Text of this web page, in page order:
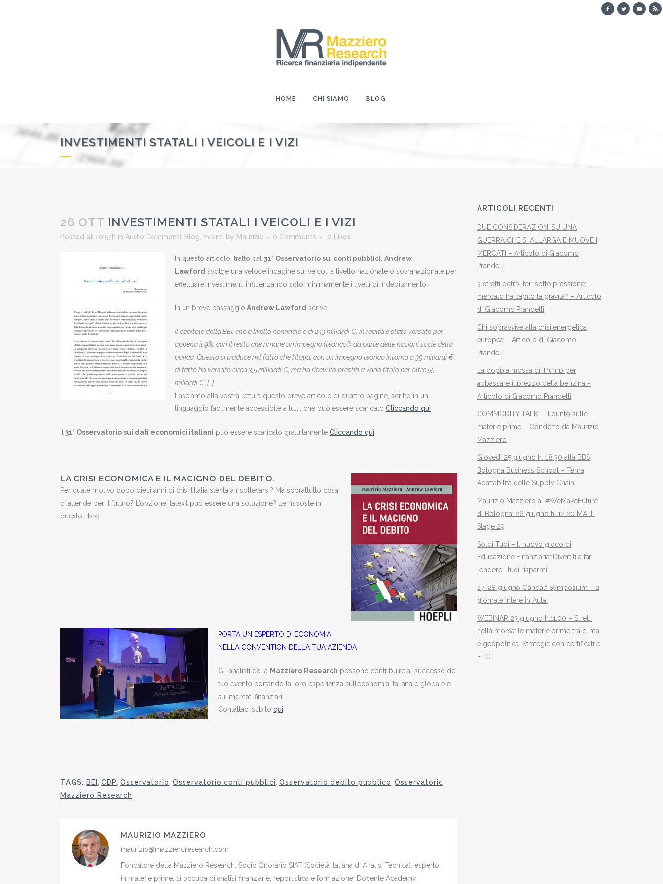
HOME CHI SIAMO BLOG
INVESTIMENTI STATALI I VEICOLI E I VIZI
26 OTT INVESTIMENTI STATALI I VEICOLI E I VIZI
Posted at 10:57h in Audio Commenti Blog Eventi by Maurizio 0 Comments 0 Likes
In questo articolo, tratto dal 31° Osservatorio sui conti pubblici Andrew
Lawford svolge una veloce indagine sui veicoli a livello nazionale o sovranazionale per
effettuare investimenti influenzando solo minimamente i livelli di indebitamento.
In un breve passaggio Andrew Lawford scrive:
Il capitale della BEI, che a livello nominale è di 243 miliardi €, in realtà è stato versato per
appena il 9%, con il resto che rimane un impegno (teorico?) da parte delle nazioni socie della
banca. Questo si traduce nel fatto che l’Italia, con un impegno teorico intorno a 39 miliardi €,
di fatto ha versato circa 3,5 miliardi €, ma ha ricevuto prestiti a vario titolo per oltre 55
miliardi €. […]
Lasciamo alla vostra lettura questo breve articolo di quattro pagine, scritto in un
linguaggio facilmente accessibile a tutti, che può essere scaricato Cliccando qui
31° Osservatorio sui dati economici italiani può essere scaricato gratuitamente Cliccando qui
LA CRISI ECONOMICA E IL MACIGNO DEL DEBITO.
Per quale motivo dopo dieci anni di crisi l’Italia stenta a risollevarsi? Ma soprattutto cosa
ci attende per il futuro? L’opzione Italexit può essere una soluzione? Le risposte in
questo libro
PORTA UN ESPERTO DI ECONOMIA
NELLA CONVENTION DELLA TUA AZIENDA
Gli analisti della Mazziero Research possono contribuire al successo del
tuo evento portando la loro esperienza sull’economia italiana e globale e
sui mercati finanziari.
Contattaci subito qui
TAGS: BEI CDP Osservatorio Osservatorio conti pubblici Osservatorio debito pubblico Osservatorio
Mazziero Research
MAURIZIO MAZZIERO
maurizio@mazzieroresearch.com
Fondatore della Mazziero Research, Socio Onorario SIAT (Società Italiana di Analisi Tecnica), esperto
in materie prime, si occupa di analisi finanziarie, reportistica e formazione. Docente Academy
ARTICOLI RECENTI
DUE CONSIDERAZIONI SU UNA
GUERRA CHE SI ALLARGA E MUOVE I
MERCATI – Articolo di Giacomo
Prandelli
3 stretti petroliferi sotto pressione: il
mercato ha capito la gravità? – Articolo
di Giacomo Prandelli
Chi sopravvive alla crisi energetica
europea – Articolo di Giacomo
Prandelli
La doppia mossa di Trump per
abbassare il prezzo della benzina –
Articolo di Giacomo Prandelli
COMMODITY TALK – Il punto sulle
materie prime – Condotto da Maurizio
Mazziero
Giovedì 25 giugno h. 18.30 alla BBS
Bologna Business School – Tema
Adattabilità delle Supply Chain
Maurizio Mazziero al #WeMakeFuture
di Bologna: 26 giugno h. 12.20 MALL
Stage 29
Soldi Tuoi – Il nuovo gioco di
Educazione Finanziaria: Divertiti a far
rendere i tuoi risparmi
27-28 giugno Gandalf Symposium – 2
giornate intere in Aula.
WEBINAR 23 giugno h.11.00 – Stretti
nella morsa: le materie prime tra clima
e geopolitica. Strategie con certificati e
ETC